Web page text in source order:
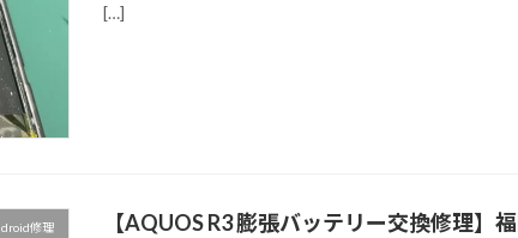
[…]
修理
【AQUOS R3 膨張バッテリー交換修理